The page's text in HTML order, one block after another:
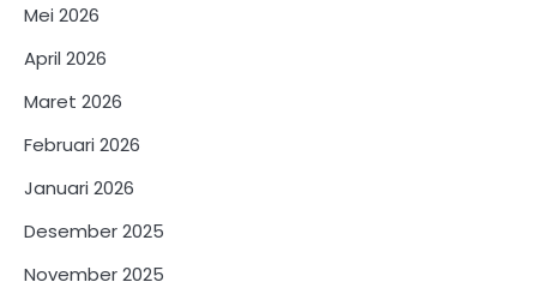
Mei 2026
April 2026
Maret 2026
Februari 2026
Januari 2026
Desember 2025
November 2025